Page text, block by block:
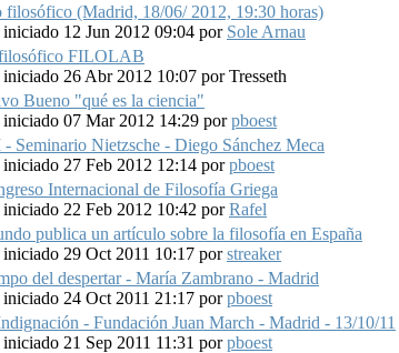
filosófico (Madrid, 18/06/ 2012, 19:30 horas)
iniciado 12 Jun 2012 09:04 por Sole Arnau
FILOLAB
iniciado 26 Abr 2012 10:07 porTresseth
Bueno "qué es la ciencia"
iniciado 07 Mar 2012 14:29 porpboest
Seminario Nietzsche - Diego Sánchez Meca
iniciado 27 Feb 2012 12:14 porpboest
Internacional de Filosofía Griega
iniciado 22 Feb 2012 10:42 porRafel
publica un artículo sobre la filosofía en España
iniciado 29 Oct 2011 10:17 porstreaker
del despertar - María Zambrano - Madrid
iniciado 24 Oct 2011 21:17 porpboest
- Fundación Juan March - Madrid - 13/10/11
iniciado 21 Sep 2011 11:31 porpboest